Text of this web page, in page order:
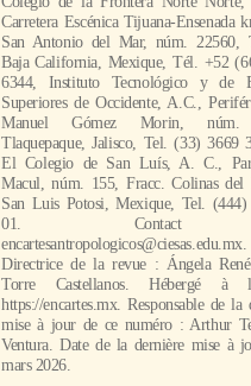
Carretera Escénica Tijuana-Ensenada
San Antonio del Mar, núm. 22560,
Baja California, Mexique, Tél. +52
6344, Instituto Tecnológico y de
Superiores de Occidente, A.C.,
Manuel Gómez Morin, núm.
Tlaquepaque, Jalisco, Tel. (33) 3669
El Colegio de San Luís, A. C.,
Macul, núm. 155, Fracc. Colinas del
San Luis Potosi, Mexique, Tel. (444)
01.
encartesantropologicos@ciesas.edu.mx.
Directrice de la revue : Ángela
Torre Castellanos. Hébergé à
https://encartes.mx. Responsable de la
mise à jour de ce numéro : Arthur
Ventura. Date de la dernière mise à
mars 2026.